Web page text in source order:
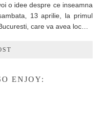
o idee despre ce inseamna
13 aprilie, la primul
care va avea loc…
ENJOY: